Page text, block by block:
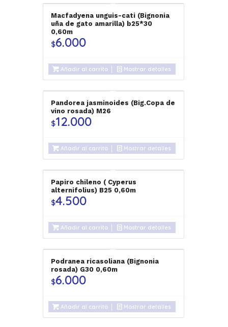
Macfadyena unguis-cati (Bignonia
uña de gato amarilla) b25*30
0,60m
$6.000
Añadir al carrito Mostrar detalles
Pandorea jasminoides (Big.Copa de
vino rosada) M26
$12.000
Añadir al carrito Mostrar detalles
Papiro chileno ( Cyperus
alternifolius) B25 0,60m
$4.500
Añadir al carrito Mostrar detalles
Podranea ricasoliana (Bignonia
rosada) G30 0,60m
$6.000
Añadir al carrito Mostrar detalles